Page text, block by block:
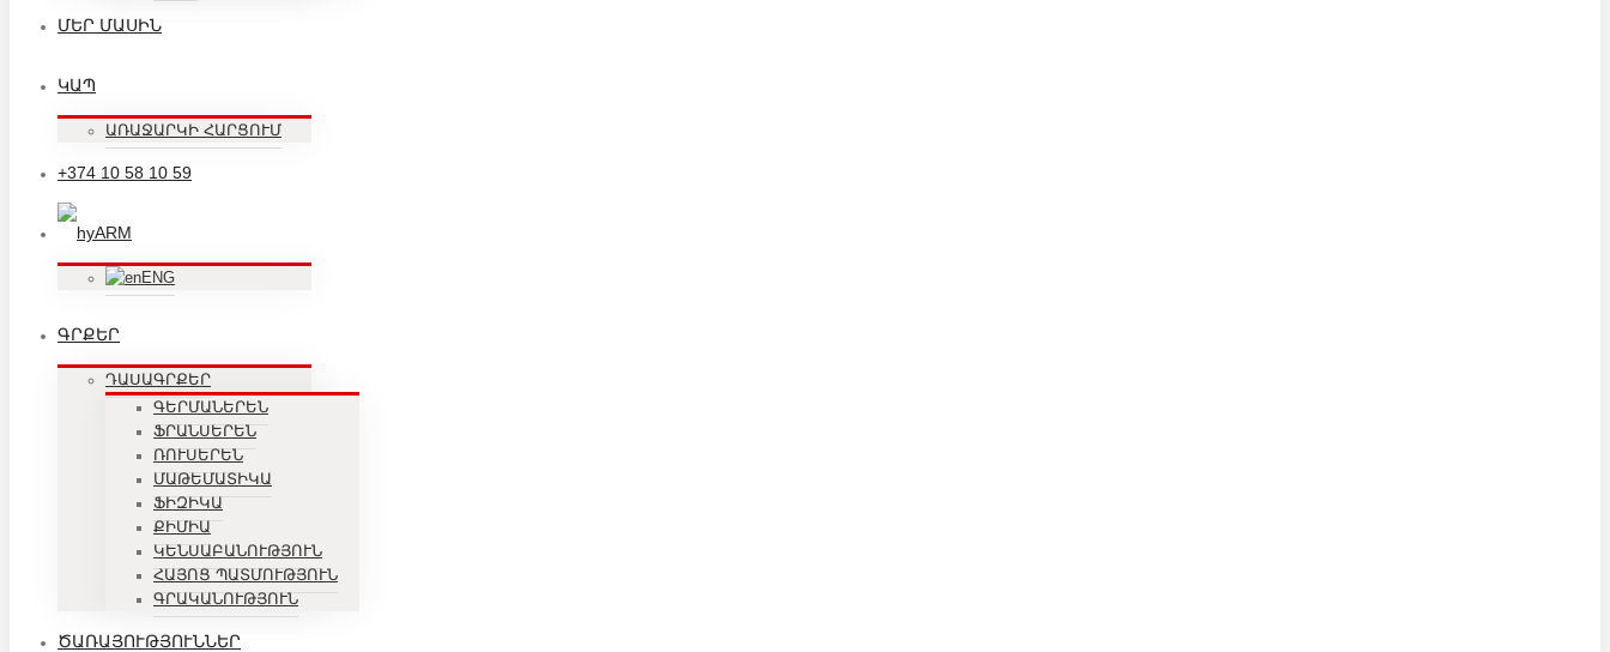
ՄԵՐ ՄԱՍԻՆ
ԿԱՊ
ԱՌԱՋԱՐԿԻ ՀԱՐՑՈՒՄ
+374 10 58 10 59
ARM
ENG
ԳՐՔԵՐ
ԴԱՍԱԳՐՔԵՐ
ԳԵՐՄԱՆԵՐԵՆ
ՖՐԱՆՍԵՐԵՆ
ՌՈՒՍԵՐԵՆ
ՄԱԹԵՄԱՏԻԿԱ
ՖԻԶԻԿԱ
ՔԻՄԻԱ
ԿԵՆՍԱԲԱՆՈՒԹՅՈՒՆ
ՀԱՅՈՑ ՊԱՏՄՈՒԹՅՈՒՆ
ԳՐԱԿԱՆՈՒԹՅՈՒՆ
ԾԱՌԱՅՈՒԹՅՈՒՆՆԵՐ